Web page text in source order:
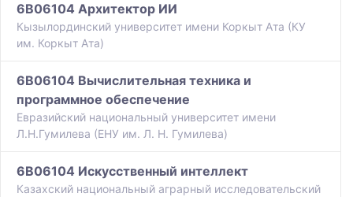
6B06104 Архитектор ИИ
Кызылординский университет имени Коркыт Ата (КУ
им. Коркыт Ата)
6B06104 Вычислительная техника и
программное обеспечение
Евразийский национальный университет имени
Л.Н.Гумилева (ЕНУ им. Л. Н. Гумилева)
6B06104 Искусственный интеллект
Казахский национальный аграрный исследовательский